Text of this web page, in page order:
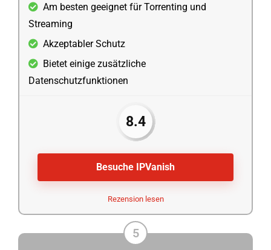
Am besten geeignet für Torrenting und
Streaming
Akzeptabler Schutz
Bietet einige zusätzliche
Datenschutzfunktionen
8.4
Besuche IPVanish
Rezension lesen
5